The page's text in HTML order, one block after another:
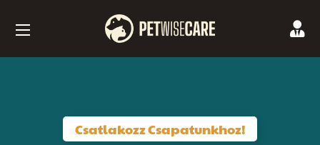
Csatlakozz Csapatunkhoz!